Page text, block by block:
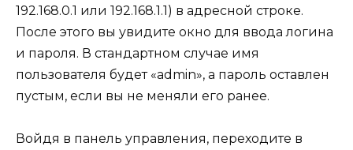
192.168.0.1 или 192.168.1.1) в адресной строке.
После этого вы увидите окно для ввода логина
и пароля. В стандартном случае имя
пользователя будет «admin», а пароль оставлен
пустым, если вы не меняли его ранее.
Войдя в панель управления, переходите в